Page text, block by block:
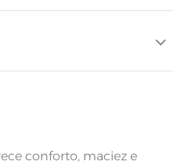
bege
separadamente;
escuras no mesmo
conforto, maciez e